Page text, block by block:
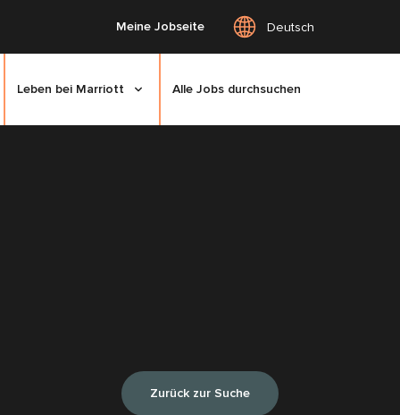
Meine Jobseite Deutsch
Leben bei Marriott Alle Jobs durchsuchen
Zurück zur Suche